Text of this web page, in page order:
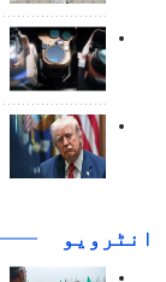
انٹرويو